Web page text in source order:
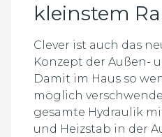
kleinstem
Clever ist auch das
Konzept der Außen-
Damit im Haus so
möglich
gesamte Hydraulik
und Heizstab in der